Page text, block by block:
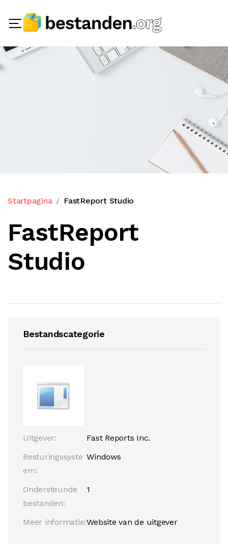
Startpagina FastReport Studio
FastReport
Studio
Bestandscategorie
Uitgever:
Fast Reports Inc.
Besturingssyste
em:
Windows
Ondersteunde
bestanden:
1
Meer informatie:Website van de uitgever